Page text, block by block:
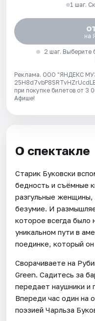
1 шаг.
на
2 шаг. Выберите
Реклама. ООО "ЯНДЕКС
при покупке билетов от 3
Афише!
О спектакле
Старик Буковски
бедность и съёмные
разгульные
безумие. И
которое всегда было
уникальном пути в
поединке, который
Сворачиваете на
Green. Садитесь за
передает наушники и
Впереди час один на
поэзией Чарльза